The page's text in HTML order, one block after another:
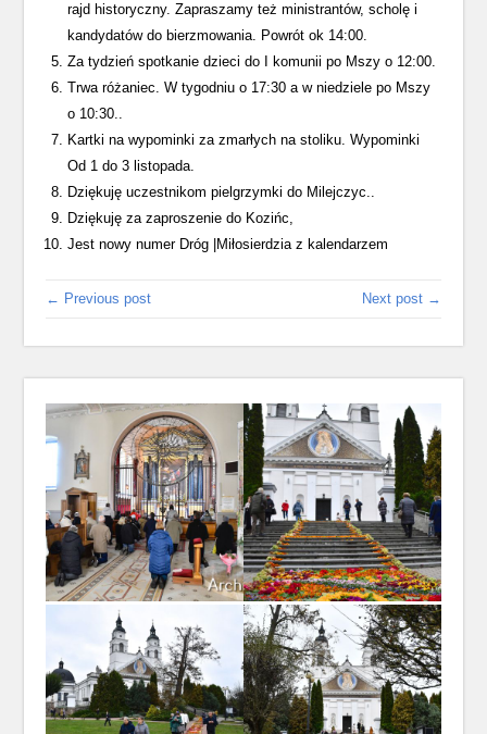
rajd historyczny. Zapraszamy też ministrantów, scholę i
kandydatów do bierzmowania. Powrót ok 14:00.
Za tydzień spotkanie dzieci do I komunii po Mszy o 12:00.
Trwa różaniec. W tygodniu o 17:30 a w niedziele po Mszy
o 10:30..
Kartki na wypominki za zmarłych na stoliku. Wypominki
Od 1 do 3 listopada.
Dziękuję uczestnikom pielgrzymki do Milejczyc..
Dziękuję za zaproszenie do Kozińc,
Jest nowy numer Dróg |Miłosierdzia z kalendarzem
← Previous post Next post →